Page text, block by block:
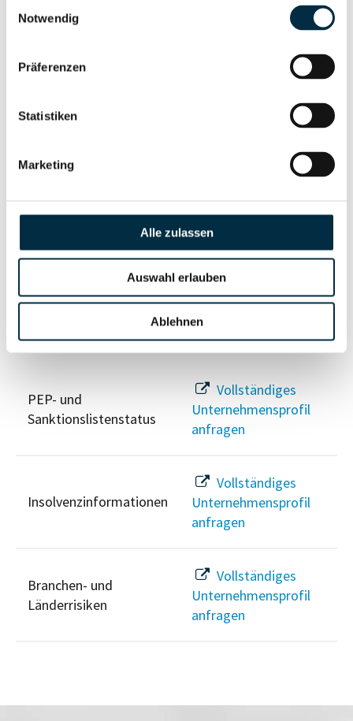
Notwendig
Präferenzen
Statistiken
Marketing
Alle zulassen
Auswahl erlauben
Ablehnen
Vollständiges
Unternehmensprofil
Vollständiges
Unternehmensprofil
Berechtigten Pfad
Unternehmensprofil
anfragen
Risikoinformationen
PEP- und
Sanktionslistenstatus
Vollständiges
Unternehmensprofil
anfragen
Insolvenzinformationen
Vollständiges
Unternehmensprofil
anfragen
Branchen- und
Länderrisiken
Vollständiges
Unternehmensprofil
anfragen